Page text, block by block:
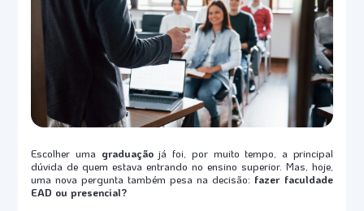
Escolher uma graduaçãojá foi, por muito tempo, a principal
dúvida de quem estava entrando no ensino superior. Mas, hoje,
uma nova pergunta também pesa na decisão: fazer faculdade
EAD ou presencial?